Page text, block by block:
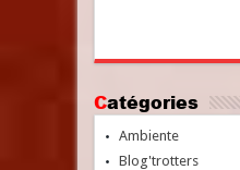
Catégories
Ambiente
Blog'trotters